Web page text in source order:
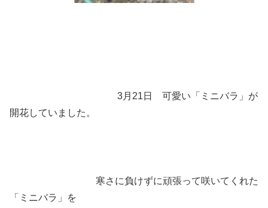
3月21日 可愛い「ミニバラ」が
開花していました。
寒さに負けずに頑張って咲いてくれた
「ミニバラ」を